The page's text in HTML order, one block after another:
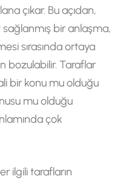
çıkar. Bu açıdan,
bir anlaşma,
sırasında ortaya
bozulabilir. Taraflar
bir konu mu olduğu
mu olduğu
çok
ilgili tarafların